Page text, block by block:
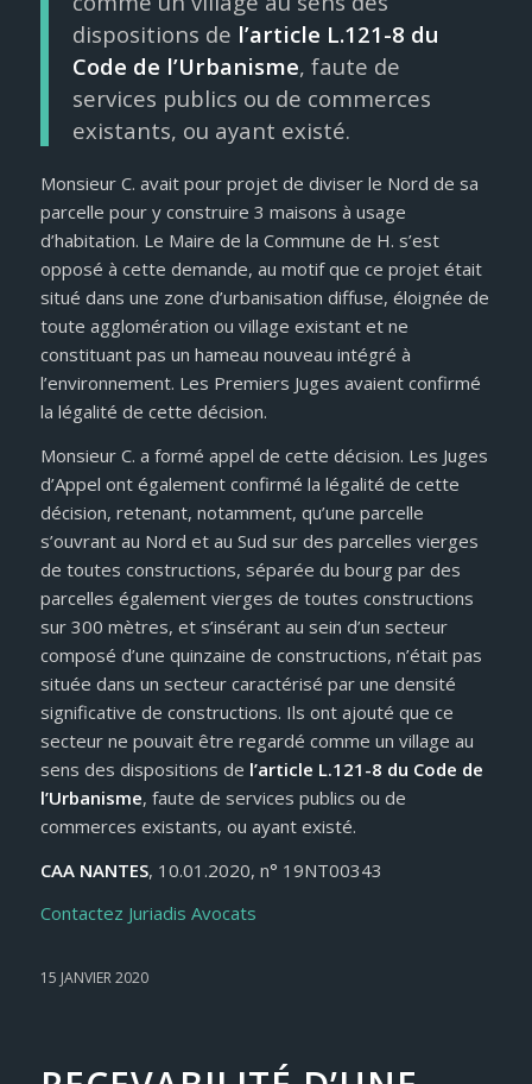
dispositions de l’article L.121-8 du
Code de l’Urbanisme, faute de
services publics ou de commerces
existants, ou ayant existé.
Monsieur C. avait pour projet de diviser le Nord de sa
parcelle pour y construire 3 maisons à usage
d’habitation. Le Maire de la Commune de H. s’est
opposé à cette demande, au motif que ce projet était
situé dans une zone d’urbanisation diffuse, éloignée de
toute agglomération ou village existant et ne
constituant pas un hameau nouveau intégré à
l’environnement. Les Premiers Juges avaient confirmé
la légalité de cette décision.
Monsieur C. a formé appel de cette décision. Les Juges
d’Appel ont également confirmé la légalité de cette
décision, retenant, notamment, qu’une parcelle
s’ouvrant au Nord et au Sud sur des parcelles vierges
de toutes constructions, séparée du bourg par des
parcelles également vierges de toutes constructions
sur 300 mètres, et s’insérant au sein d’un secteur
composé d’une quinzaine de constructions, n’était pas
située dans un secteur caractérisé par une densité
significative de constructions. Ils ont ajouté que ce
secteur ne pouvait être regardé comme un village au
sens des dispositions de l’article L.121-8 du Code de
l’Urbanisme, faute de services publics ou de
commerces existants, ou ayant existé.
CAA NANTES, 10.01.2020, n° 19NT00343
Contactez Juriadis Avocats
15 JANVIER 2020